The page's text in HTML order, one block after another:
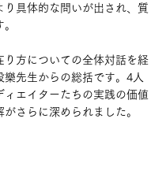
り具体的な問いが出され、質
り方についての全体対話を経
樂先生からの総括です。4人
ィエイターたちの実践の価値
さらに深められました。